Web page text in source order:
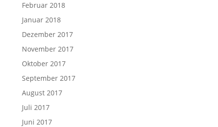
Februar 2018
Januar 2018
Dezember 2017
November 2017
Oktober 2017
September 2017
August 2017
Juli 2017
Juni 2017